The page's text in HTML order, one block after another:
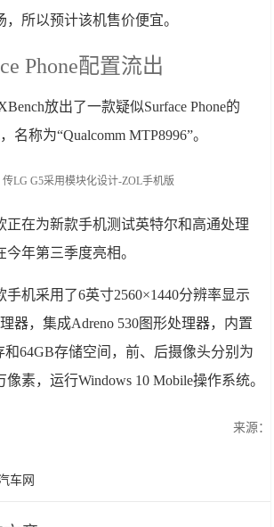
所以预计该机售价便宜。
Phone配置流出
放出了一款疑似Surface Phone的
名称为“Qualcomm MTP8996”。
正在为新款手机测试英特尔和高通处理
年第三季度亮相。
手机采用了6英寸2560×1440分辨率显示
器，集成Adreno 530图形处理器，内置
和64GB存储空间，前、后摄像头分别为
像素，运行Windows 10 Mobile操作系统。
来源：
车网